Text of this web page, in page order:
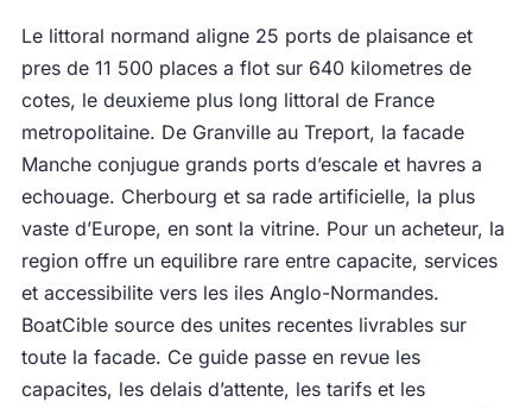
Le littoral normand aligne 25 ports de plaisance et
pres de 11 500 places a flot sur 640 kilometres de
cotes, le deuxieme plus long littoral de France
metropolitaine. De Granville au Treport, la facade
Manche conjugue grands ports d’escale et havres a
echouage. Cherbourg et sa rade artificielle, la plus
vaste d’Europe, en sont la vitrine. Pour un acheteur, la
region offre un equilibre rare entre capacite, services
et accessibilite vers les iles Anglo-Normandes.
BoatCible source des unites recentes livrables sur
toute la facade. Ce guide passe en revue les
capacites, les delais d’attente, les tarifs et les